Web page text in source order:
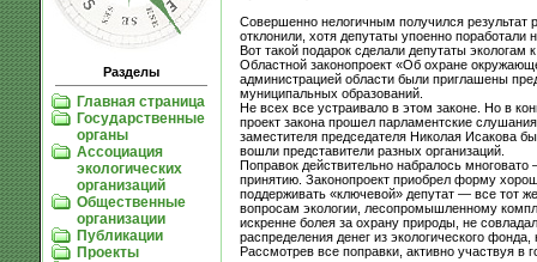
Разделы
Главная страница
Государственные
органы
Ассоциация
экологических
организаций
Общественные
организации
Публикации
Проекты
Совершенно нелогичным получился результат
отклонили, хотя депутаты упоенно
Вот такой подарок сделали депутаты
Областной законопроект «Об охране
администрацией области были приглашены
муниципальных образований.
Не всех все устраивало в этом законе. Но в
проект закона прошел парламентские
заместителя председателя Николая Исакова
вошли представители разных организаций.
Поправок действительно набралось
принятию. Законопроект приобрел форму
поддерживать «ключевой» депутат — все тот
вопросам экологии, лесопромышленному
искренне болея за охрану природы, не
распределения денег из экологического
Рассмотрев все поправки, активно участвуя в